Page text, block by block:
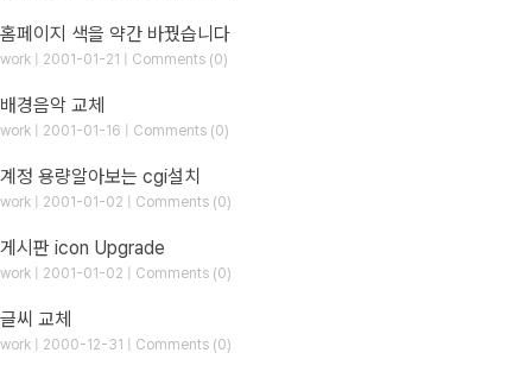
홈페이지 색을 약간 바꿨습니다
work | 2001-01-21 | Comments (0)
배경음악 교체
work | 2001-01-16 | Comments (0)
계정 용량알아보는 cgi설치
work | 2001-01-02 | Comments (0)
게시판 icon Upgrade
work | 2001-01-02 | Comments (0)
글씨 교체
work | 2000-12-31 | Comments (0)